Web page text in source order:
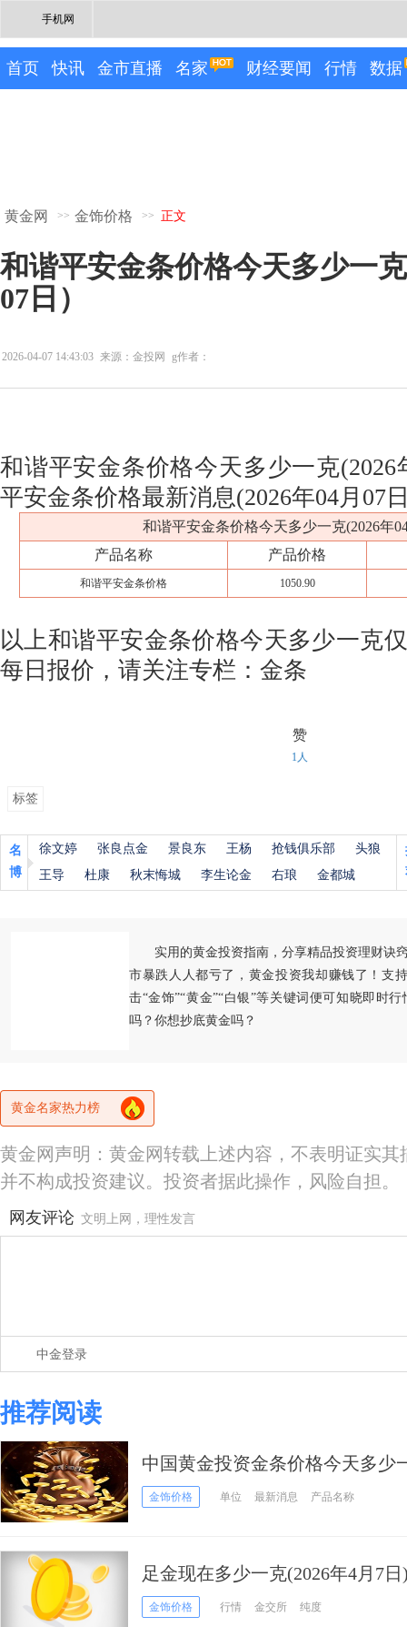
手机网
首页 快讯 金市直播 名家 财经要闻 行情 数据
黄金网 >> 金饰价格 >> 正文
和谐平安金条价格今天多少一
07日）
2026-04-07 14:43:03 来源：金投网 g作者：
和谐平安金条价格今天多少一克(2026
平安金条价格最新消息(2026年04月07
和谐平安金条价格今天多少一克(2026年
产品名称
产品价格
和谐平安金条价格 1050.90
以上和谐平安金条价格今天多少一克
每日报价，请关注专栏：金条
赞
1人
标签
名
博
徐文婷 张良点金 景良东 王杨 抢钱俱乐部
头狼
王导
杜康 秋末悔城 李生论金 右琅 金都城
实用的黄金投资指南，分享精品投资理财诀
市暴跌人人都亏了，黄金投资我却赚钱了！支
击“金饰”“黄金”“白银”等关键词便可知晓即时
吗？你想抄底黄金吗？
黄金名家热力榜
黄金网声明：黄金网转载上述内容，不表明证实
并不构成投资建议。投资者据此操作，风险自担。
网友评论 文明上网，理性发言
中金登录
推荐阅读
中国黄金投资金条价格今天多少
金饰价格 单位 最新消息 产品名称
足金现在多少一克(2026年4月7日
金饰价格 行情 金交所 纯度